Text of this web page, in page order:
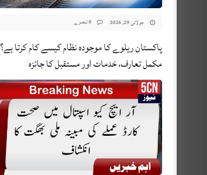
جولائی 29, 2026
پاکستان ریلوے کا موجودہ نظام کیسے کام کرتا ہے؟
مکمل تعارف، خدمات اور مستقبل کا جائزہ